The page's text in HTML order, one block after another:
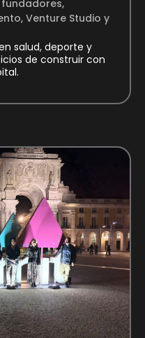
,
, Venture Studio y
salud, deporte y
de construir con